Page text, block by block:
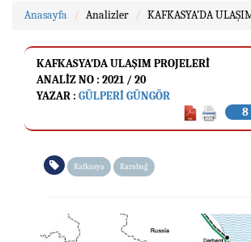
Anasayfa Analizler KAFKASYA’DA
KAFKASYA’DA ULAŞIM PROJELERİ
ANALIZ NO : 2021 / 20
YAZAR : GÜLPERI GÜNGÖR
8
Kafkasya Karabağ